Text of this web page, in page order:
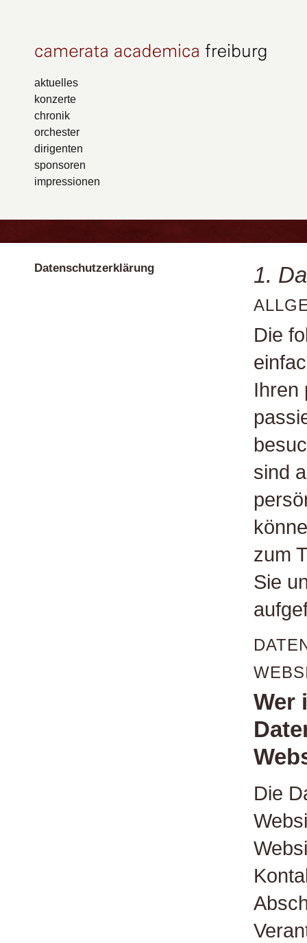
aktuelles
konzerte
chronik
orchester
dirigenten
sponsoren
impressionen
Datenschutzerklärung 1.
Die
Ihren
sind
zum
Sie
Wer
Die